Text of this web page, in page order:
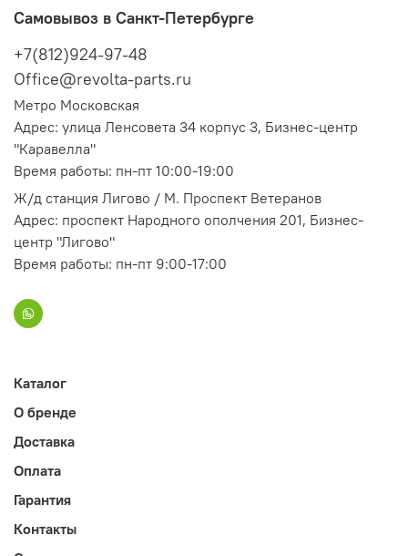
Самовывоз в Санкт-Петербурге
+7(812)924-97-48
Office@revolta-parts.ru
Метро Московская
Адрес: улица Ленсовета 34 корпус 3, Бизнес-центр
"Каравелла"
Время работы: пн-пт 10:00-19:00
Ж/д станция Лигово / М. Проспект Ветеранов
Адрес: проспект Народного ополчения 201, Бизнес-
центр "Лигово"
Время работы: пн-пт 9:00-17:00
Каталог
О бренде
Доставка
Оплата
Гарантия
Контакты